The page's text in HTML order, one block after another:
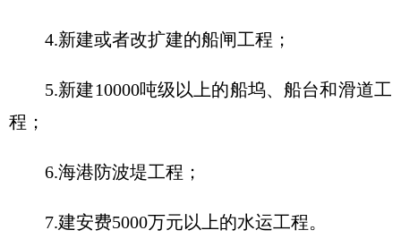
4.新建或者改扩建的船闸工程；
5.新建10000吨级以上的船坞、船台和滑道工
程；
6.海港防波堤工程；
7.建安费5000万元以上的水运工程。